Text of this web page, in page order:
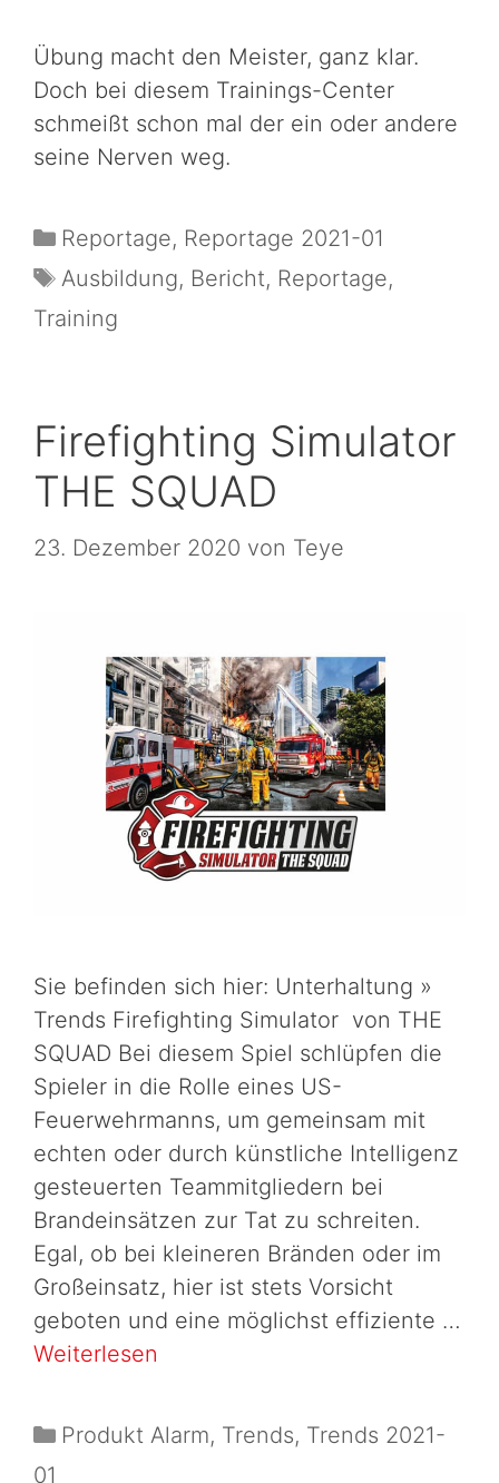
Übung macht den Meister, ganz klar.
Doch bei diesem Trainings-Center
schmeißt schon mal der ein oder andere
seine Nerven weg.
Reportage, Reportage 2021-01
Ausbildung, Bericht, Reportage,
Training
Firefighting Simulator
THE SQUAD
23. Dezember 2020 von Teye
Sie befinden sich hier: Unterhaltung »
Trends Firefighting Simulator von THE
SQUAD Bei diesem Spiel schlüpfen die
Spieler in die Rolle eines US-
Feuerwehrmanns, um gemeinsam mit
echten oder durch künstliche Intelligenz
gesteuerten Teammitgliedern bei
Brandeinsätzen zur Tat zu schreiten.
Egal, ob bei kleineren Bränden oder im
Großeinsatz, hier ist stets Vorsicht
geboten und eine möglichst effiziente …
Weiterlesen
Produkt Alarm, Trends, Trends 2021-
01